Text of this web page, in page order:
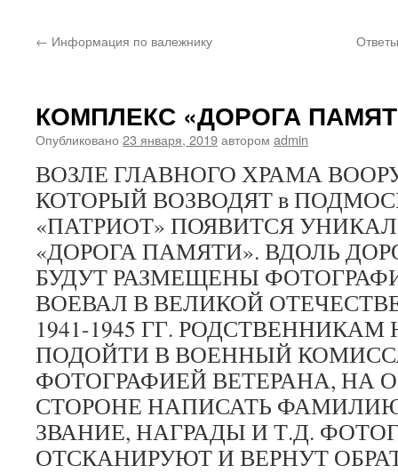
← Информация по валежнику
КОМПЛЕКС «ДОРОГА
Опубликовано 23 января, 2019автором admin
ВОЗЛЕ ГЛАВНОГО ХРАМА
КОТОРЫЙ ВОЗВОДЯТ в
«ПАТРИОТ» ПОЯВИТСЯ
«ДОРОГА ПАМЯТИ». ВДОЛЬ
БУДУТ РАЗМЕЩЕНЫ
ВОЕВАЛ В ВЕЛИКОЙ
1941-1945 ГГ.
ПОДОЙТИ В ВОЕННЫЙ
ФОТОГРАФИЕЙ ВЕТЕРАНА, НА
СТОРОНЕ НАПИСАТЬ
ЗВАНИЕ, НАГРАДЫ И Т.Д.
ОТСКАНИРУЮТ И ВЕРНУТ